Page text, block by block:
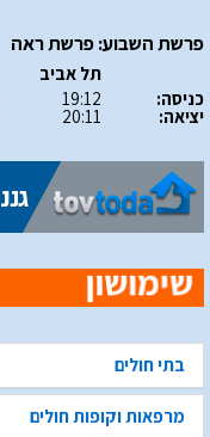
פרשת השבוע: פרשת ראה
כניסה:
יציאה:
תל אביב
19:12
20:11
בתי חולים
מרפאות וקופות חולים